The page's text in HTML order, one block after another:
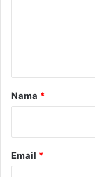
rNama *
Email *